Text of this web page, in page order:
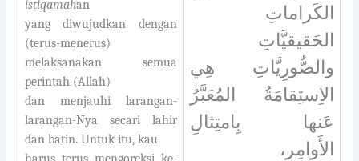
istiqamahan
yang diwujudkan dengan
(terus-menerus)
melaksanakan semua
perintah (Allah)
dan menjauhi larangan-
larangan-Nya secari lahir
dan batin. Untuk itu, kau
الكَراماتِ
الحَقيقيَّاتِ
والصُّورِيَّاتِ هِي
الاِستِقامَةُ المُعَبَّرُ
عَنها بِامتِثالِ
الأَوامِرِ،